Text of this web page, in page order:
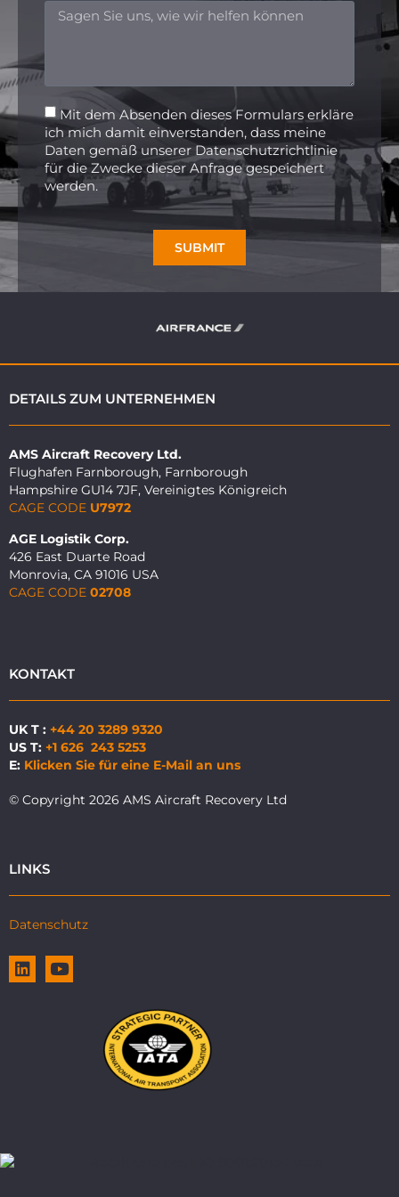
Mit dem Absenden dieses Formulars erkläre
ich mich damit einverstanden, dass meine
Daten gemäß unserer Datenschutzrichtlinie
für die Zwecke dieser Anfrage gespeichert
werden.
SUBMIT
DETAILS ZUM UNTERNEHMEN
AMS Aircraft Recovery Ltd.
Flughafen Farnborough, Farnborough
Hampshire GU14 7JF, Vereinigtes Königreich
CAGE CODE U7972
AGE Logistik Corp.
426 East Duarte Road
Monrovia, CA 91016 USA
CAGE CODE 02708
KONTAKT
UK T : +44 20 3289 9320
US T: +1 626 243 5253
E: Klicken Sie für eine E-Mail an uns
© Copyright 2026 AMS Aircraft Recovery Ltd
LINKS
Datenschutz